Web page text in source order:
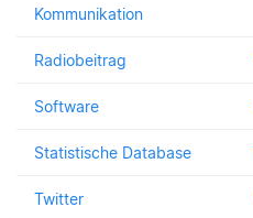
Kommunikation
Radiobeitrag
Software
Statistische Database
Twitter